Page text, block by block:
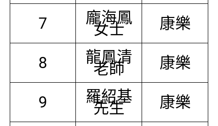
7 龐海鳳
女士 康樂
8 龍鳳清
老師 康樂
9 羅紹基
先生 康樂